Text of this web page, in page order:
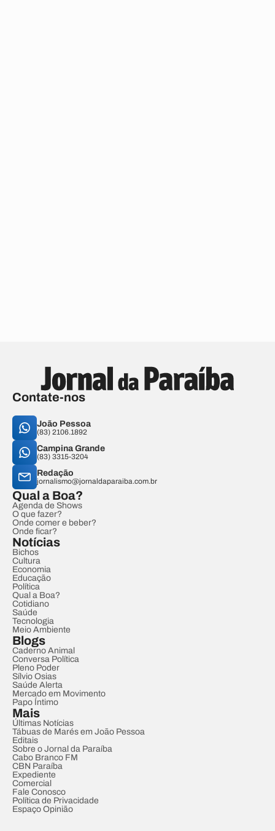
Contate-nos
João Pessoa
(83) 2106.1892
Campina Grande
(83) 3315-3204
Redação
jornalismo@jornaldaparaiba.com.br
Qual a Boa?
Agenda de Shows
O que fazer?
Onde comer e beber?
Onde ficar?
Notícias
Bichos
Cultura
Economia
Educação
Política
Qual a Boa?
Cotidiano
Saúde
Tecnologia
Meio Ambiente
Blogs
Caderno Animal
Conversa Política
Pleno Poder
Sílvio Osias
Saúde Alerta
Mercado em Movimento
Papo Íntimo
Mais
Últimas Notícias
Tábuas de Marés em João Pessoa
Editais
Sobre o Jornal da Paraíba
Cabo Branco FM
CBN Paraíba
Expediente
Comercial
Fale Conosco
Política de Privacidade
Espaço Opinião